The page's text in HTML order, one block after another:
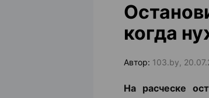
когда
Автор: 103.by,
На расческе